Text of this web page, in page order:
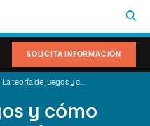
SOLICITA INFORMACIÓN
y cómo